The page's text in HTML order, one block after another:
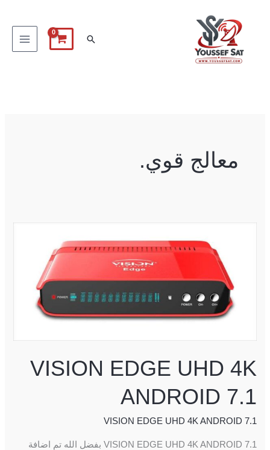
البحث
معالج قوي.
VISION EDGE UHD 4K
ANDROID 7.1
VISION EDGE UHD 4K ANDROID 7.1
VISION EDGE UHD 4K ANDROID 7.1 بفضل الله تم اضافة
ANDROID